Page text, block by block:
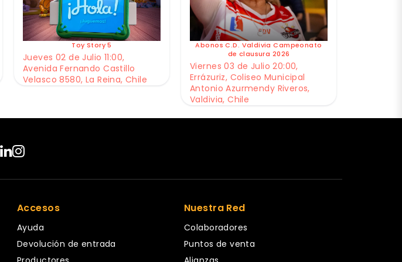
Toy Story 5
Jueves 02 de Julio 11:00,
Avenida Fernando Castillo
Velasco 8580, La Reina, Chile
Abonos C.D. Valdivia Campeonato
de clausura 2026
Viernes 03 de Julio 20:00,
Errázuriz, Coliseo Municipal
Antonio Azurmendy Riveros,
Valdivia, Chile
Accesos
Ayuda
Devolución de entrada
Nuestra Red
Colaboradores
Puntos de venta